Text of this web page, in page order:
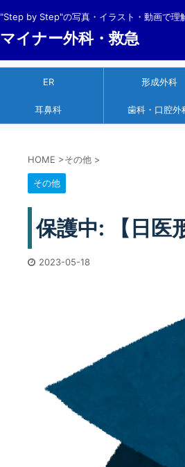
"Step by Step"の写真・イラスト・動画で理
マイナー外科・救急
ER 形成外科
耳鼻科 歯科・口腔外
HOME >その他 >
その他
保護中: 【日医
2023-05-18